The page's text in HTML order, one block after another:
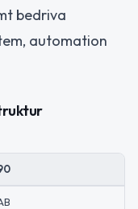
bedriva
automation